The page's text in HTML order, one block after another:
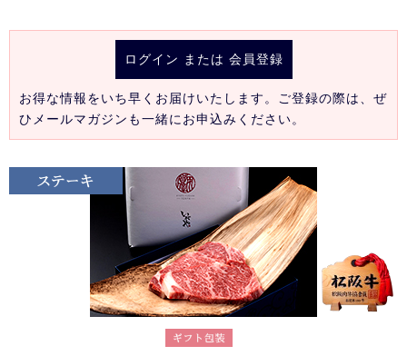
ログイン または 会員登録
お得な情報をいち早くお届けいたします。ご登録の際は、ぜ
ひメールマガジンも一緒にお申込みください。